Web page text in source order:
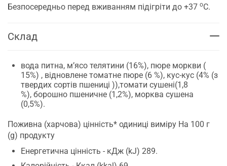
Безпосередньо перед вживанням підігріти до +37 оС.
Склад
вода питна, м’ясо телятини (16%), пюре моркви (
15%) , відновлене томатне пюре (6 %), кус-кус (4% (з
твердих сортів пшениці )),томати сушені(1,8
%), борошно пшеничне (1,2%), морква сушена
(0,5%).
Поживна (харчова) цінність* одиниці виміру На 100 г
(g) продукту
Енергетична цінність - кДж (kJ) 289.